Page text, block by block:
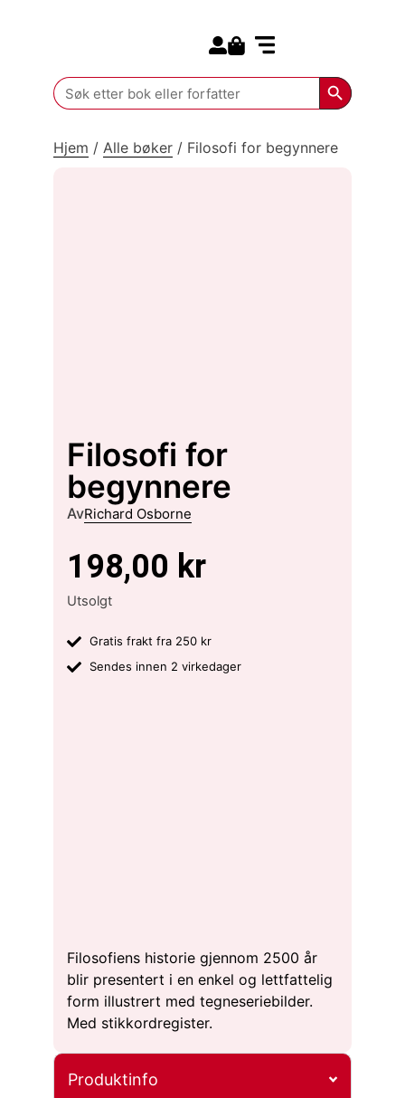
Search
for:
Search
Hjem / Alle bøker / Filosofi for begynnere
Filosofi for
begynnere
AvRichard Osborne
198,00 kr
Utsolgt
Gratis frakt fra 250 kr
Sendes innen 2 virkedager
Filosofiens historie gjennom 2500 år
blir presentert i en enkel og lettfattelig
form illustrert med tegneseriebilder.
Med stikkordregister.
Produktinfo